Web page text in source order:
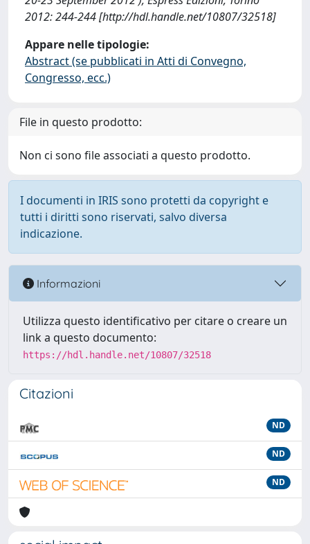
2012: 244-244 [http://hdl.handle.net/10807/32518]
Appare nelle tipologie:
Abstract (se pubblicati in Atti di Convegno,
Congresso, ecc.)
File in questo prodotto:
Non ci sono file associati a questo prodotto.
I documenti in IRIS sono protetti da copyright e
tutti i diritti sono riservati, salvo diversa
indicazione.
Informazioni
Utilizza questo identificativo per citare o creare un
link a questo documento:
https://hdl.handle.net/10807/32518
Citazioni
ND
ND
ND